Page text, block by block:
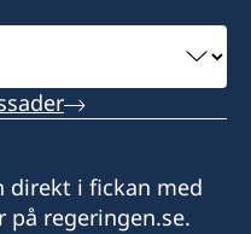
i
direkt i fickan med
på regeringen.se.